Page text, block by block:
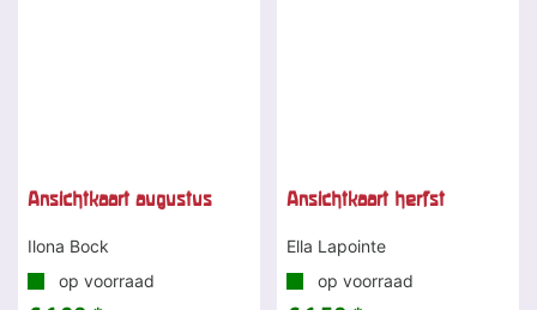
Ansichtkaart augustus
Ilona Bock
op voorraad
Ansichtkaart herfst
Ella Lapointe
op voorraad